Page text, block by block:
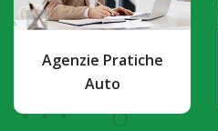
Agenzie Pratiche
Auto